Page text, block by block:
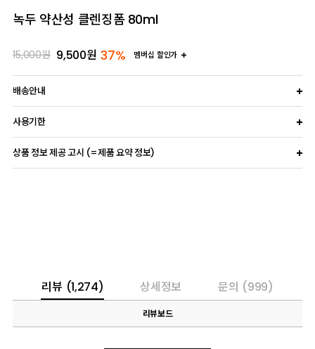
녹두 약산성 클렌징폼 80ml
15,000원 9,500원 37% 멤버십 할인가
배송안내
사용기한
상품 정보 제공 고시 (=제품 요약 정보)
리뷰 (1,274) 상세정보 문의 (999)
리뷰보드